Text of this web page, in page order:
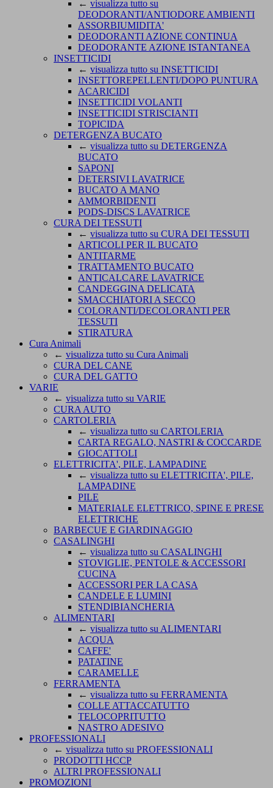
← visualizza tutto su
DEODORANTI/ANTIODORE AMBIENTI
ASSORBIUMIDITA'
DEODORANTI AZIONE CONTINUA
DEODORANTE AZIONE ISTANTANEA
INSETTICIDI
← visualizza tutto su INSETTICIDI
INSETTOREPELLENTI/DOPO PUNTURA
ACARICIDI
INSETTICIDI VOLANTI
INSETTICIDI STRISCIANTI
TOPICIDA
DETERGENZA BUCATO
← visualizza tutto su DETERGENZA
BUCATO
SAPONI
DETERSIVI LAVATRICE
BUCATO A MANO
AMMORBIDENTI
PODS-DISCS LAVATRICE
CURA DEI TESSUTI
← visualizza tutto su CURA DEI TESSUTI
ARTICOLI PER IL BUCATO
ANTITARME
TRATTAMENTO BUCATO
ANTICALCARE LAVATRICE
CANDEGGINA DELICATA
SMACCHIATORI A SECCO
COLORANTI/DECOLORANTI PER
TESSUTI
STIRATURA
Cura Animali
← visualizza tutto su Cura Animali
CURA DEL CANE
CURA DEL GATTO
VARIE
← visualizza tutto su VARIE
CURA AUTO
CARTOLERIA
← visualizza tutto su CARTOLERIA
CARTA REGALO, NASTRI & COCCARDE
GIOCATTOLI
ELETTRICITA', PILE, LAMPADINE
← visualizza tutto su ELETTRICITA', PILE,
LAMPADINE
PILE
MATERIALE ELETTRICO, SPINE E PRESE
ELETTRICHE
BARBECUE E GIARDINAGGIO
CASALINGHI
← visualizza tutto su CASALINGHI
STOVIGLIE, PENTOLE & ACCESSORI
CUCINA
ACCESSORI PER LA CASA
CANDELE E LUMINI
STENDIBIANCHERIA
ALIMENTARI
← visualizza tutto su ALIMENTARI
ACQUA
CAFFE'
PATATINE
CARAMELLE
FERRAMENTA
← visualizza tutto su FERRAMENTA
COLLE ATTACCATUTTO
TELOCOPRITUTTO
NASTRO ADESIVO
PROFESSIONALI
← visualizza tutto su PROFESSIONALI
PRODOTTI HCCP
ALTRI PROFESSIONALI
PROMOZIONI